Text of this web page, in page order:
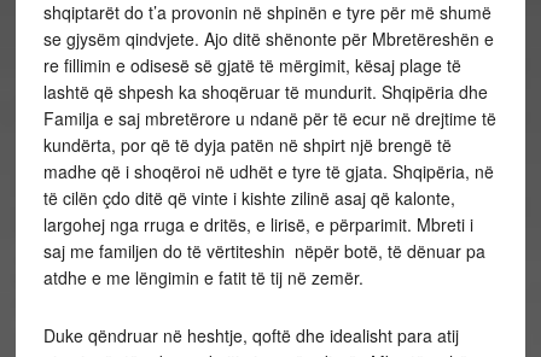
shqiptarët do t’a provonin në shpinën e tyre për më shumë
se gjysëm qindvjete. Ajo ditë shënonte për Mbretëreshën e
re fillimin e odisesë së gjatë të mërgimit, kësaj plage të
lashtë që shpesh ka shoqëruar të mundurit. Shqipëria dhe
Familja e saj mbretërore u ndanë për të ecur në drejtime të
kundërta, por që të dyja patën në shpirt një brengë të
madhe që i shoqëroi në udhët e tyre të gjata. Shqipëria, në
të cilën çdo ditë që vinte i kishte zilinë asaj që kalonte,
largohej nga rruga e dritës, e lirisë, e përparimit. Mbreti i
saj me familjen do të vërtiteshin nëpër botë, të dënuar pa
atdhe e me lëngimin e fatit të tij në zemër.
Duke qëndruar në heshtje, qoftë dhe idealisht para atij